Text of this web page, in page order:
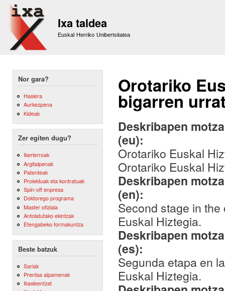
Ixa taldea
Euskal Herriko Unibertsitatea
Nor gara?
Hasiera
Aurkezpena
Kideak
Zer egiten dugu?
Ikerlerroak
Argitalpenak
Patenteak
Proiektuak eta kontratuak
Spin-off enpresa
Doktorego programa
Master ofiziala
Antolatutako ekintzak
Etengabeko formakuntza
Beste batzuk
Sariak
Prentsa aipamenak
Ikasleentzat
Orotariko
bigarren
Deskribapen
(eu):
Orotariko Euskal
Orotariko Euskal
Deskribapen
(en):
Second stage in
Euskal Hiztegia.
Deskribapen
(es):
Segunda etapa en
Euskal Hiztegia.